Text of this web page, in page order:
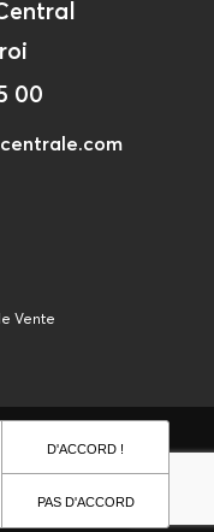
00
Vente
D'ACCORD !
PAS D'ACCORD